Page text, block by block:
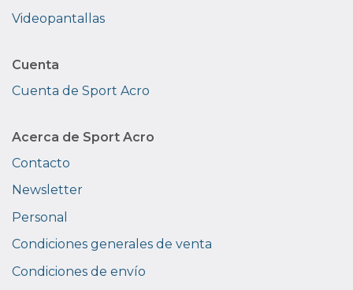
Videopantallas
Cuenta
Cuenta de Sport Acro
Acerca de Sport Acro
Contacto
Newsletter
Personal
Condiciones generales de venta
Condiciones de envío